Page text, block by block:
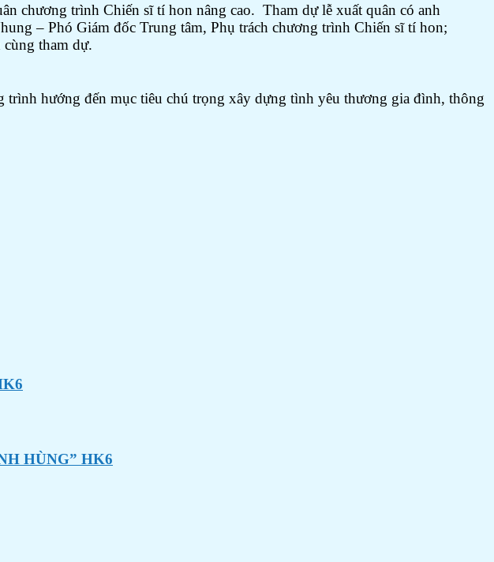
chương trình Chiến sĩ tí hon nâng cao. Tham dự lễ xuất quân có anh
– Phó Giám đốc Trung tâm, Phụ trách chương trình Chiến sĩ tí hon;
tham dự.
hướng đến mục tiêu chú trọng xây dựng tình yêu thương gia đình, thông
HÙNG” HK6